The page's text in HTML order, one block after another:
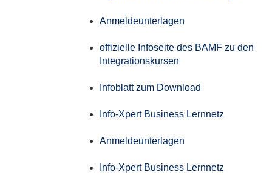
Anmeldeunterlagen
offizielle Infoseite des BAMF zu den
Integrationskursen
Infoblatt zum Download
Info-Xpert Business Lernnetz
Anmeldeunterlagen
Info-Xpert Business Lernnetz